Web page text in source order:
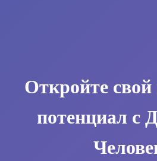
Откройте
потенциал с